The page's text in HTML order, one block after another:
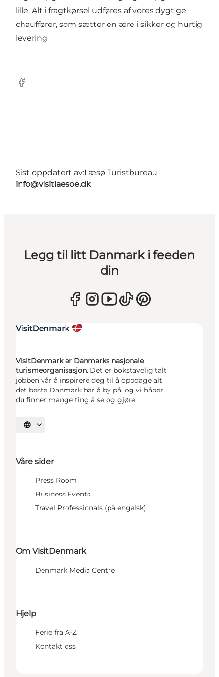
lille. Alt i fragtkørsel udføres af vores dygtige
chauffører, som sætter en ære i sikker og hurtig
levering
Facebook
Sist oppdatert av:Læsø Turistbureau
info@visitlaesoe.dk
Legg til litt Danmark i feeden
din
VisitDenmark er Danmarks nasjonale
turismeorganisasjon. Det er bokstavelig talt
jobben vår å inspirere deg til å oppdage alt
det beste Danmark har å by på, og vi håper
du finner mange ting å se og gjøre.
Velg språk
Våre sider
Press Room
Business Events
Travel Professionals (på engelsk)
Om VisitDenmark
Denmark Media Centre
Hjelp
Ferie fra A-Z
Kontakt oss